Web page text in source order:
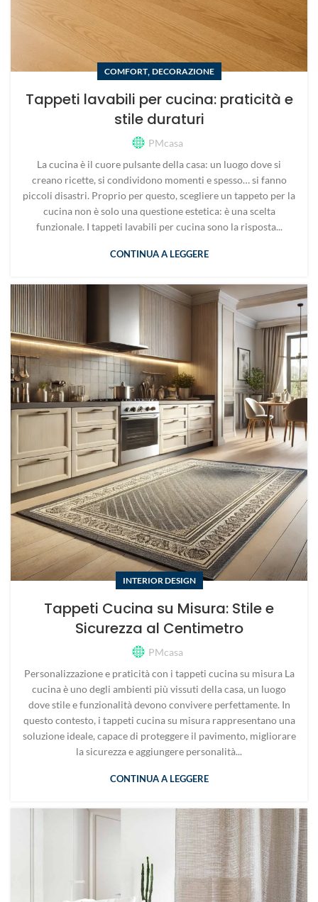
COMFORT, DECORAZIONE
Tappeti lavabili per cucina: praticità e
stile duraturi
PMcasa
La cucina è il cuore pulsante della casa: un luogo dove si
creano ricette, si condividono momenti e spesso… si fanno
piccoli disastri. Proprio per questo, scegliere un tappeto per la
cucina non è solo una questione estetica: è una scelta
funzionale. I tappeti lavabili per cucina sono la risposta...
CONTINUA A LEGGERE
INTERIOR DESIGN
Tappeti Cucina su Misura: Stile e
Sicurezza al Centimetro
PMcasa
Personalizzazione e praticità con i tappeti cucina su misura La
cucina è uno degli ambienti più vissuti della casa, un luogo
dove stile e funzionalità devono convivere perfettamente. In
questo contesto, i tappeti cucina su misura rappresentano una
soluzione ideale, capace di proteggere il pavimento, migliorare
la sicurezza e aggiungere personalità...
CONTINUA A LEGGERE